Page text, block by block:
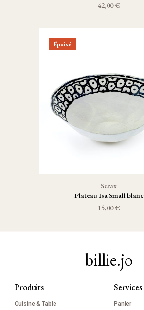
42,00 €
Épuisé
Serax
Plateau Isa Small blanc
15,00 €
billie.jo
Produits
Cuisine & Table
Services
Panier